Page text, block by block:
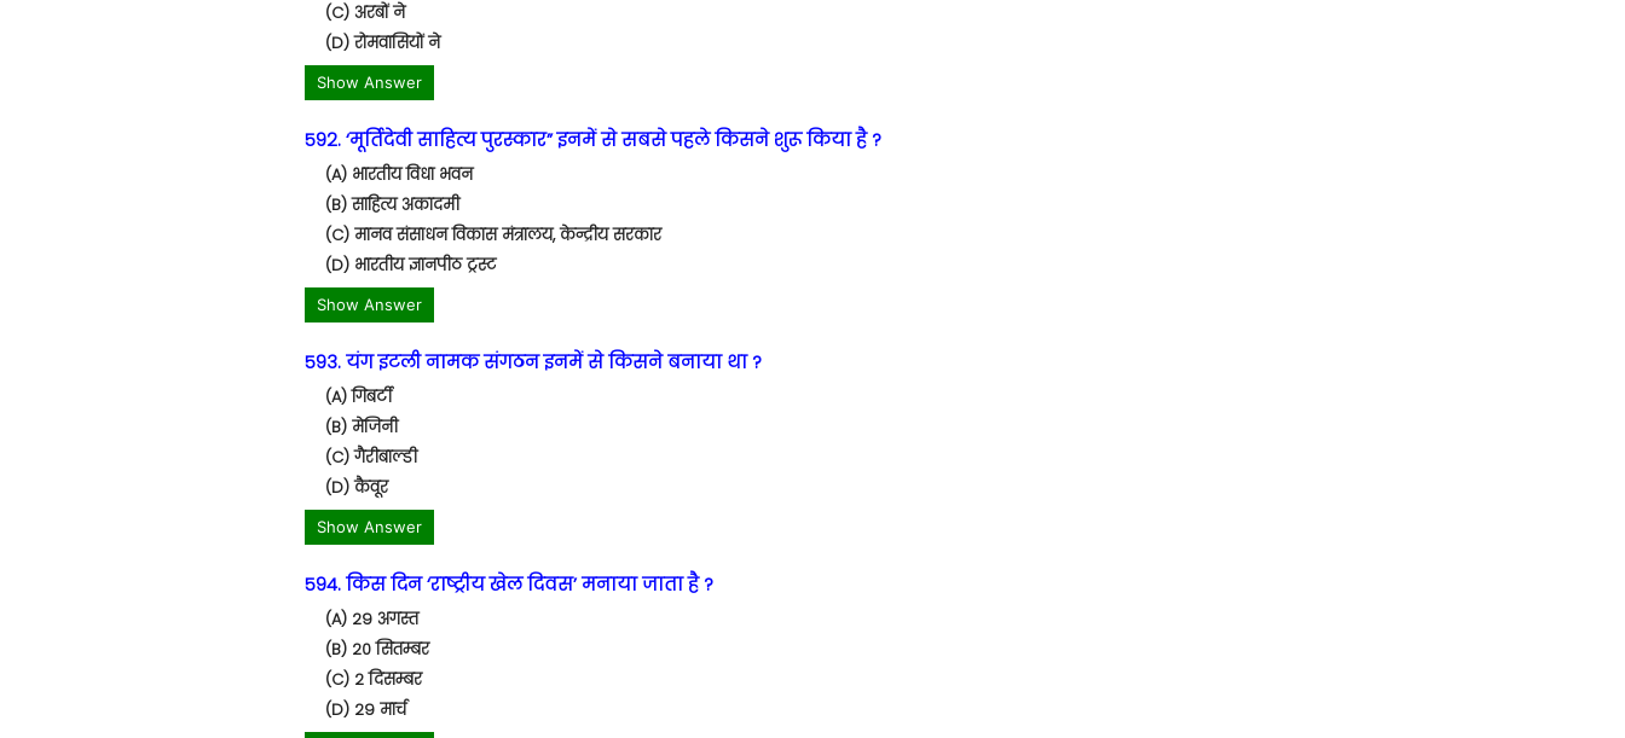
(C) अरबों ने
(D) रोमवासियों ने
Show Answer
592. ‘मूर्तिदेवी साहित्य पुरस्कार” इनमें से सबसे पहले किसने शुरू किया है ?
(A) भारतीय विधा भवन
(B) साहित्य अकादमी
(C) मानव संसाधन विकास मंत्रालय, केन्द्रीय सरकार
(D) भारतीय ज्ञानपीठ ट्रस्ट
Show Answer
593. यंग इटली नामक संगठन इनमें से किसने बनाया था ?
(A) गिबर्टी
(B) मेजिनी
(C) गैरीबाल्डी
(D) कैवूर
Show Answer
594. किस दिन ‘राष्ट्रीय खेल दिवस’ मनाया जाता है ?
(A) 29 अगस्त
(B) 20 सितम्बर
(C) 2 दिसम्बर
(D) 29 मार्च